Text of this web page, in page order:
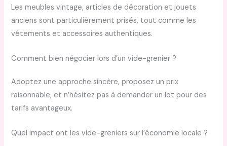
Les meubles vintage, articles de décoration et jouets
anciens sont particulièrement prisés, tout comme les
vêtements et accessoires authentiques.
Comment bien négocier lors d’un vide-grenier ?
Adoptez une approche sincère, proposez un prix
raisonnable, et n’hésitez pas à demander un lot pour des
tarifs avantageux.
Quel impact ont les vide-greniers sur l’économie locale ?